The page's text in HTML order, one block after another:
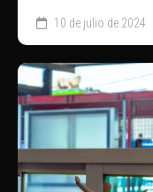
10 de julio de 2024